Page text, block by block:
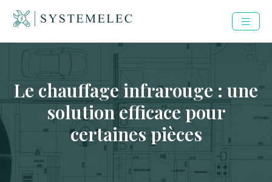
Le chauffage infrarouge : une
solution efficace pour
certaines pièces